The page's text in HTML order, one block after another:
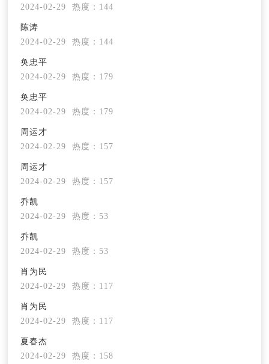
2024-02-29
热度：144
陈涛
2024-02-29
热度：144
奂忠平
2024-02-29
热度：179
奂忠平
2024-02-29
热度：179
周运才
2024-02-29
热度：157
周运才
2024-02-29
热度：157
乔凯
2024-02-29
热度：53
乔凯
2024-02-29
热度：53
肖为民
2024-02-29
热度：117
肖为民
2024-02-29
热度：117
夏春杰
2024-02-29
热度：158